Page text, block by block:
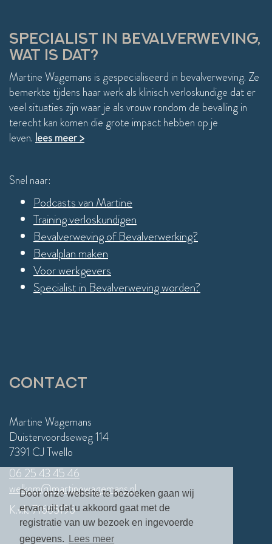
Door onze website te bezoeken gaan wij
ervan uit dat u akkoord gaat met de
registratie van uw bezoek en ingevoerde
gegevens.
Lees meer
SPECIALIST IN BEVALVERWEVING,
WAT IS DAT?
Martine Wagemans is gespecialiseerd in bevalverweving. Ze
bemerkte tijdens haar werk als klinisch verloskundige dat er
veel situaties zijn waar je als vrouw rondom de bevalling in
terecht kan komen die grote impact hebben op je
leven.lees meer >
Snel naar:
Podcasts van Martine
Training verloskundigen
Bevalverweving of Bevalverwerking?
Bevalplan maken
Voor werkgevers
Specialist in Bevalverweving worden?
Contact
Martine Wagemans
Duistervoordseweg 114
7391 CJ Twello
06 25 43 45 46
welkom@martinewagemans.nl
K.v.k. 71665196